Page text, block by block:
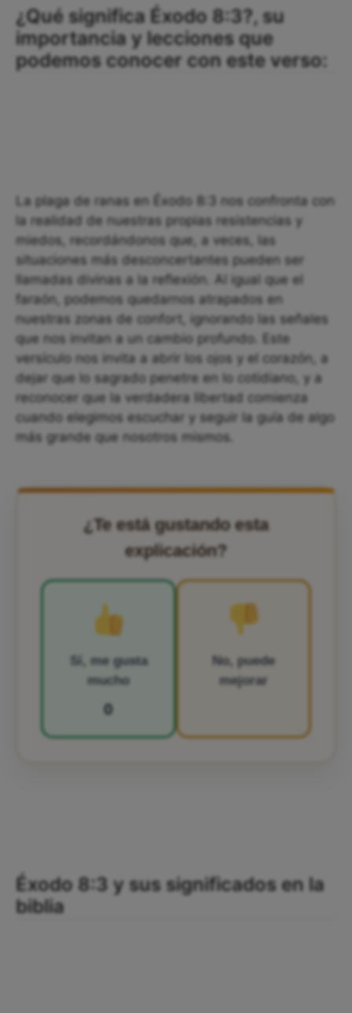
¿Qué significa Éxodo 8:3?, su
importancia y lecciones que
podemos conocer con este verso:
La plaga de ranas en Éxodo 8:3 nos confronta con
la realidad de nuestras propias resistencias y
miedos, recordándonos que, a veces, las
situaciones más desconcertantes pueden ser
llamadas divinas a la reflexión. Al igual que el
faraón, podemos quedarnos atrapados en
nuestras zonas de confort, ignorando las señales
que nos invitan a un cambio profundo. Este
versículo nos invita a abrir los ojos y el corazón, a
dejar que lo sagrado penetre en lo cotidiano, y a
reconocer que la verdadera libertad comienza
cuando elegimos escuchar y seguir la guía de algo
más grande que nosotros mismos.
¿Te está gustando esta
explicación?
Sí, me gusta
mucho
0
No, puede
mejorar
Éxodo 8:3 y sus significados en la
biblia